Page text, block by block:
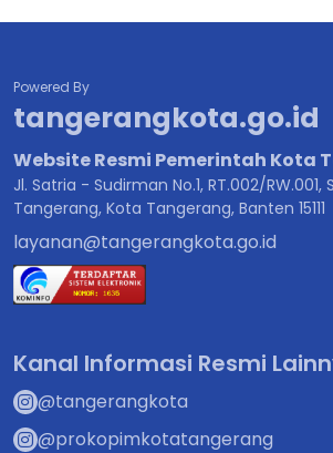
Powered By
tangerangkota.go.id
Website Resmi Pemerintah Kota
Jl. Satria - Sudirman No.1, RT.002/RW.001,
Tangerang, Kota Tangerang, Banten 15111
layanan@tangerangkota.go.id
Kanal Informasi Resmi
@tangerangkota
@prokopimkotatangerang